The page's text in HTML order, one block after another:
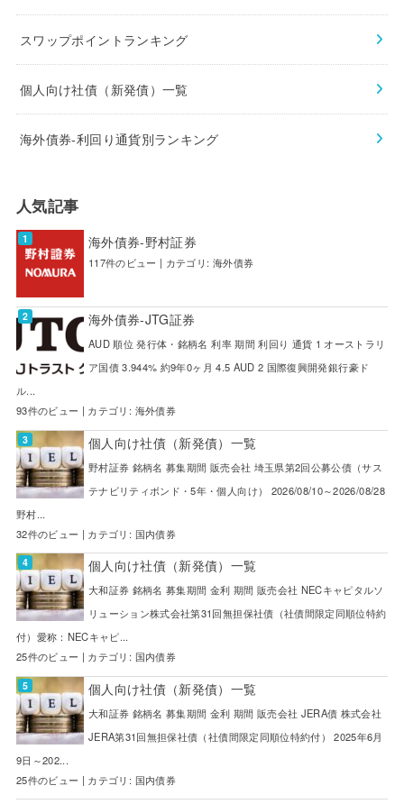
スワップポイントランキング
個人向け社債（新発債）一覧
海外債券-利回り通貨別ランキング
人気記事
海外債券-野村証券
117件のビュー | カテゴリ: 海外債券
海外債券-JTG証券
AUD 順位 発行体・銘柄名 利率 期間 利回り 通貨 1 オーストラリ
ア国債 3.944% 約9年0ヶ月 4.5 AUD 2 国際復興開発銀行豪ド
ル...
93件のビュー | カテゴリ: 海外債券
個人向け社債（新発債）一覧
野村証券 銘柄名 募集期間 販売会社 埼玉県第2回公募公債（サス
テナビリティボンド・5年・個人向け） 2026/08/10～2026/08/28
野村...
32件のビュー | カテゴリ: 国内債券
個人向け社債（新発債）一覧
大和証券 銘柄名 募集期間 金利 期間 販売会社 NECキャピタルソ
リューション株式会社第31回無担保社債（社債間限定同順位特約
付）愛称：NECキャピ...
25件のビュー | カテゴリ: 国内債券
個人向け社債（新発債）一覧
大和証券 銘柄名 募集期間 金利 期間 販売会社 JERA債 株式会社
JERA第31回無担保社債（社債間限定同順位特約付） 2025年6月
9日～202...
25件のビュー | カテゴリ: 国内債券